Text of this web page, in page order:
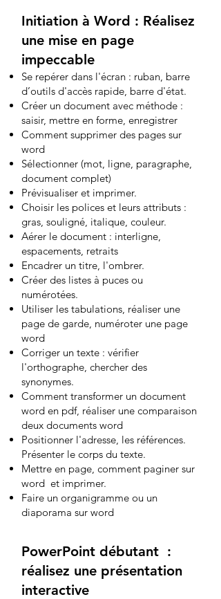
Initiation à Word : Réalisez
une mise en page
impeccable
Se repérer dans l'écran : ruban, barre
d’outils d'accès rapide, barre d'état.
Créer un document avec méthode :
saisir, mettre en forme, enregistrer
Comment supprimer des pages sur
word
Sélectionner (mot, ligne, paragraphe,
document complet)
Prévisualiser et imprimer.
Choisir les polices et leurs attributs :
gras, souligné, italique, couleur.
Aérer le document : interligne,
espacements, retraits
Encadrer un titre, l'ombrer.
Créer des listes à puces ou
numérotées.
Utiliser les tabulations, réaliser une
page de garde, numéroter une page
word
Corriger un texte : vérifier
l'orthographe, chercher des
synonymes.
Comment transformer un document
word en pdf, réaliser une comparaison
deux documents word
Positionner l'adresse, les références.
Présenter le corps du texte.
Mettre en page, comment paginer sur
word et imprimer.
Faire un organigramme ou un
diaporama sur word
PowerPoint débutant :
réalisez une présentation
interactive